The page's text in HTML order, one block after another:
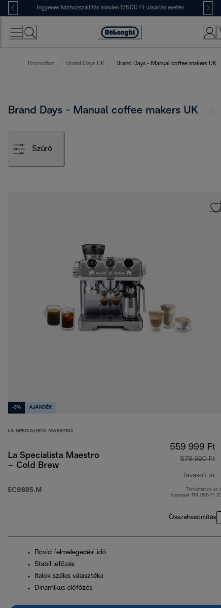
Skip
to
Content
Ingyenes házhozszállítás minden 17500 Ft vásárlás esetén
Accessibility
Promotion Brand Days UK Brand Days - Manual coffee makers UK
Brand Days - Manual coffee makers UK
Szűrő
-3% AJÁNDÉK
LA SPECIALISTA MAESTRO
La Specialista Maestro
– Cold Brew
EC9885.M
559 999 Ft
579 990 Ft
Javasolt ár
Tartalmazza az
összegét 119 055 Ft
Összehasonlítás
Rövid felmelegedési idő
Stabil lefőzés
Italok széles választéka
Dinamikus előfőzés